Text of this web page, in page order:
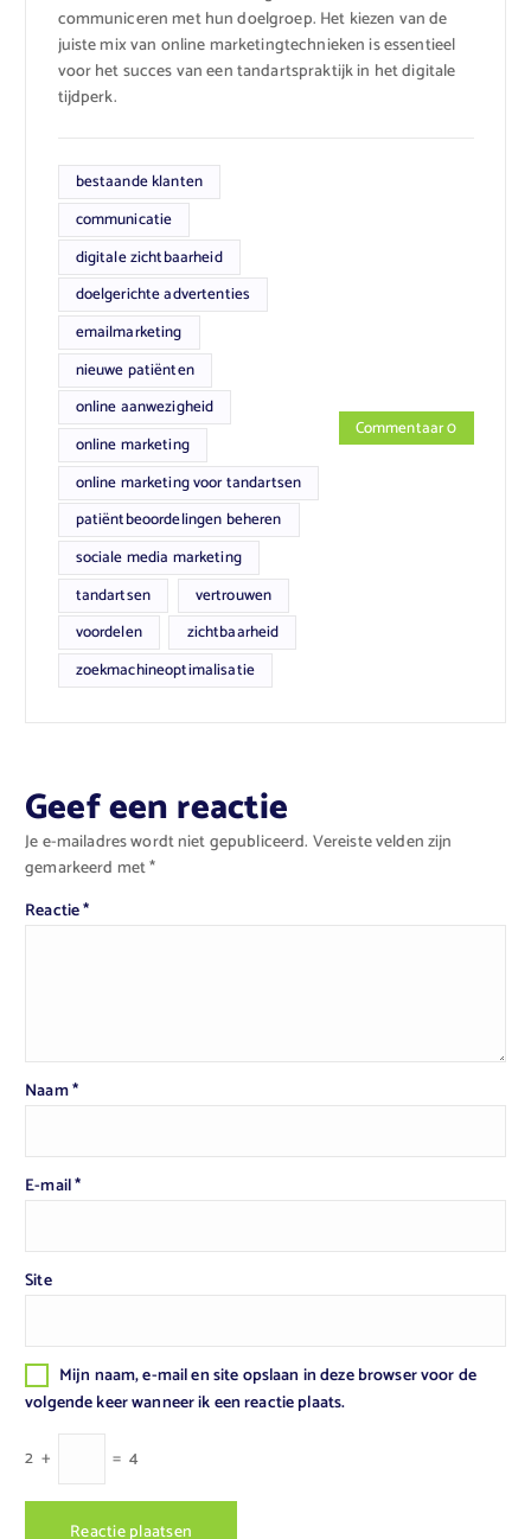
communiceren met hun doelgroep. Het kiezen van de
juiste mix van online marketingtechnieken is essentieel
voor het succes van een tandartspraktijk in het digitale
tijdperk.
bestaande klanten
communicatie
digitale zichtbaarheid
doelgerichte advertenties
emailmarketing
nieuwe patiënten
online aanwezigheid
online marketing
online marketing voor tandartsen
patiëntbeoordelingen beheren
sociale media marketing
tandartsen
vertrouwen
voordelen
zichtbaarheid
zoekmachineoptimalisatie
Commentaar 0
Geef een reactie
Je e-mailadres wordt niet gepubliceerd. Vereiste velden zijn
gemarkeerd met*
Reactie*
Naam*
E-mail*
Site
Mijn naam, e-mail en site opslaan in deze browser voor de
volgende keer wanneer ik een reactie plaats.
2 + = 4